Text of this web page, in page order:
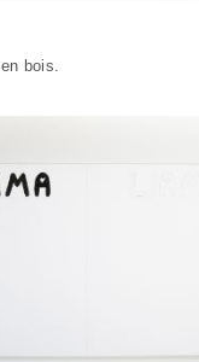
bois.